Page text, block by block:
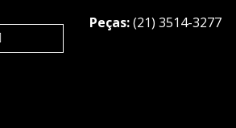
Peças:(21) 3514-3277